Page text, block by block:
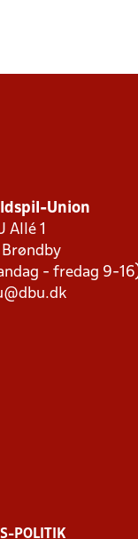
Union
Allé 1
- fredag 9-
POLITIK